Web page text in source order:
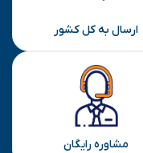
ارسال به کل کشور
مشاوره رایگان